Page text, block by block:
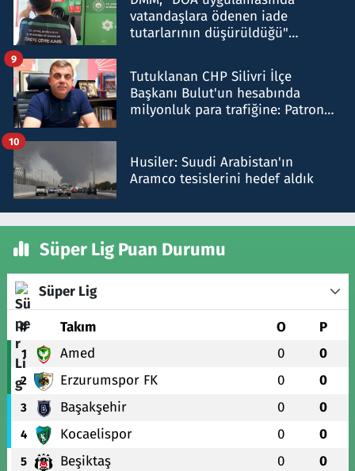
vatandaşlara ödenen iade
tutarlarının düşürüldüğü"
Tutuklanan CHP Silivri İlçe
Başkanı Bulut'un hesabında
milyonluk para trafiğine: Patron
9
Husiler: Suudi Arabistan'ın
Aramco tesislerini hedef aldık
10
Süper Lig Puan Durumu
Süper Lig
# Takım O P
1 Amed 0 0
2 Erzurumspor FK 0 0
3 Başakşehir 0 0
4 Kocaelispor 0 0
5 Beşiktaş 0 0